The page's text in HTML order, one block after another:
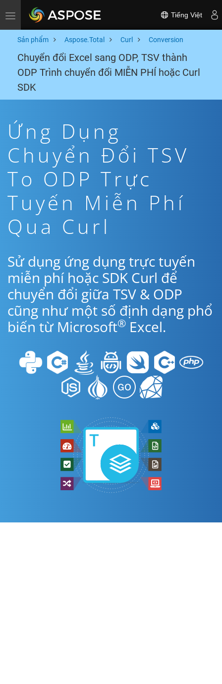
Toggle navigation Tiếng Việt
Sản phẩm Aspose.Total Curl Conversion
Chuyển đổi Excel sang ODP, TSV thành
ODP Trình chuyển đổi MIỄN PHÍ hoặc Curl
SDK
Ứng Dụng
Chuyển Đổi TSV
To ODP Trực
Tuyến Miễn Phí
Qua Curl
Sử dụng ứng dụng trực tuyến
miễn phí hoặc SDK Curl để
chuyển đổi giữa TSV & ODP
cũng như một số định dạng phổ
biến từ Microsoft® Excel.